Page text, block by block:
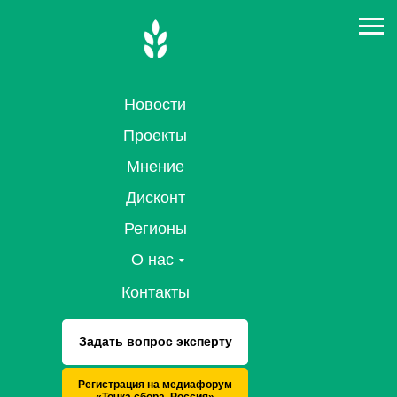
Новости
Проекты
Мнение
Дисконт
Регионы
О нас
Контакты
Задать вопрос эксперту
Регистрация на медиафорум